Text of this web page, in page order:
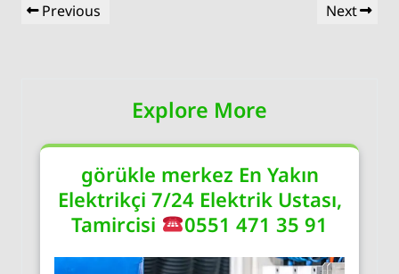
gezinmesi
Previous
Previous
Next
Next
Explore More
görükle merkez En Yakın
Elektrikçi 7/24 Elektrik Ustası,
Tamircisi
0551 471 35 91